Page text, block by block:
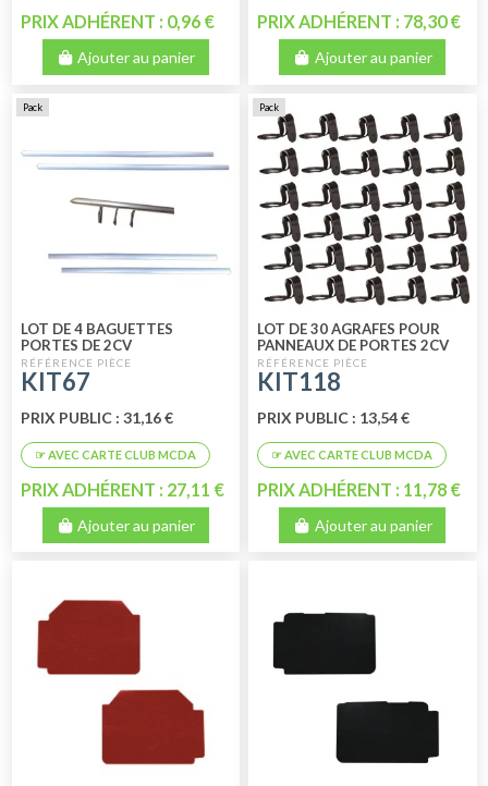
PRIX ADHÉRENT : 0,96 €
Ajouter au panier
PRIX ADHÉRENT : 78,30 €
Ajouter au panier
Pack
LOT DE 4 BAGUETTES
PORTES DE 2CV
KIT67
PRIX PUBLIC : 31,16 €
PRIX ADHÉRENT : 27,11 €
Ajouter au panier
Pack
LOT DE 30 AGRAFES POUR
PANNEAUX DE PORTES 2CV
GRAND MODÈLE
KIT118
PRIX PUBLIC : 13,54 €
PRIX ADHÉRENT : 11,78 €
Ajouter au panier